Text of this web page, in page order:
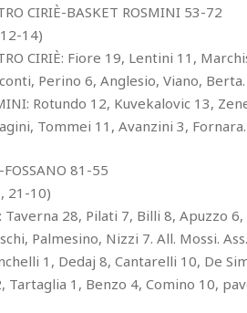
CIRIÈ-BASKET ROSMINI 53-72
14)
CIRIÈ: Fiore 19, Lentini 11,
Perino 6, Anglesio, Viano,
Rotundo 12, Kuvekalovic 13,
Tommei 11, Avanzini 3,
FOSSANO 81-55
21-10)
Taverna 28, Pilati 7, Billi 8, Apuzzo
Palmesino, Nizzi 7. All. Mossi.
1, Dedaj 8, Cantarelli 10, De
Tartaglia 1, Benzo 4, Comino 10,